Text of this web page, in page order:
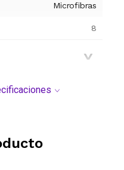
Microfibras
8